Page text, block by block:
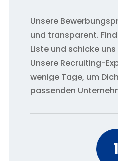
Unsere
und transparent.
Liste und schicke
Unsere Recruiting-
wenige Tage, um
passenden
1